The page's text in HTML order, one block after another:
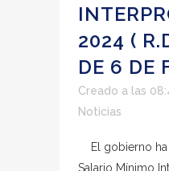
2024 (
DE 6 DE
Creado a las
Noticias
El gobierno ha
Salario Mínimo